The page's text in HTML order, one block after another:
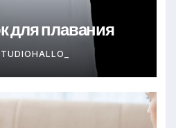
для плавания